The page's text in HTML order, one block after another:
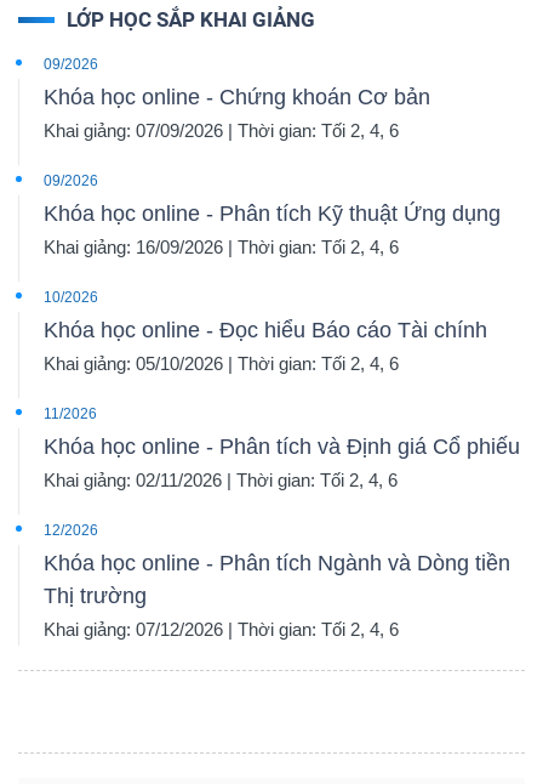
LỚP HỌC SẮP KHAI GIẢNG
09/2026
Khóa học online - Chứng khoán Cơ bản
Khai giảng: 07/09/2026 | Thời gian: Tối 2, 4, 6
09/2026
Khóa học online - Phân tích Kỹ thuật Ứng dụng
Khai giảng: 16/09/2026 | Thời gian: Tối 2, 4, 6
10/2026
Khóa học online - Đọc hiểu Báo cáo Tài chính
Khai giảng: 05/10/2026 | Thời gian: Tối 2, 4, 6
11/2026
Khóa học online - Phân tích và Định giá Cổ phiếu
Khai giảng: 02/11/2026 | Thời gian: Tối 2, 4, 6
12/2026
Khóa học online - Phân tích Ngành và Dòng tiền
Thị trường
Khai giảng: 07/12/2026 | Thời gian: Tối 2, 4, 6